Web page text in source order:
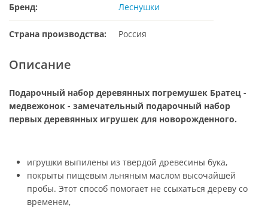
Бренд: Леснушки
Страна производства: Россия
Описание
Подарочный набор деревянных погремушек Братец -
медвежонок - замечательный подарочный набор
первых деревянных игрушек для новорожденного.
игрушки выпилены из твердой древесины бука,
покрыты пищевым льняным маслом высочайшей
пробы. Этот способ помогает не ссыхаться дереву со
временем,